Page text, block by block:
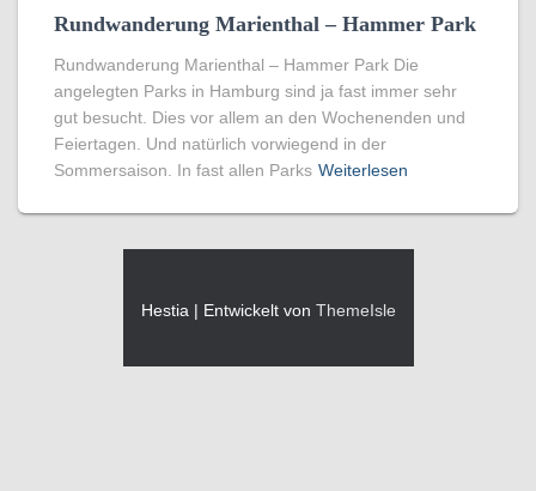
Rundwanderung Marienthal – Hammer Park
Rundwanderung Marienthal – Hammer Park Die
angelegten Parks in Hamburg sind ja fast immer sehr
gut besucht. Dies vor allem an den Wochenenden und
Feiertagen. Und natürlich vorwiegend in der
Sommersaison. In fast allen Parks Weiterlesen
Hestia | Entwickelt von ThemeIsle